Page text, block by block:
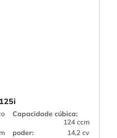
Capacidade cúbica:
124 ccm
poder: 14,2 cv